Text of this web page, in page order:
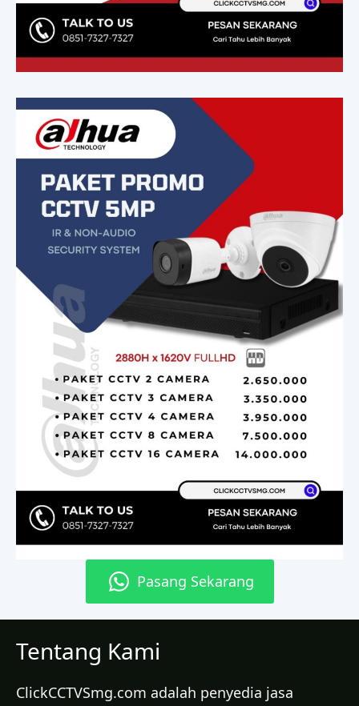
Pasang Sekarang
Tentang Kami
ClickCCTVSmg.com adalah penyedia jasa